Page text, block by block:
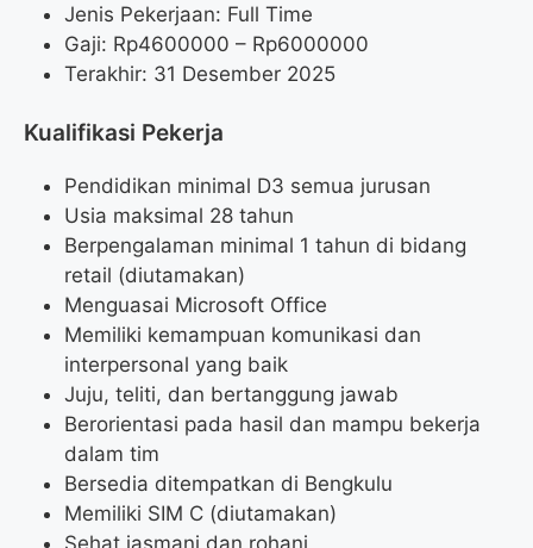
Jenis Pekerjaan: Full Time
Gaji: Rp4600000 – Rp6000000
Terakhir: 31 Desember 2025
Kualifikasi Pekerja
Pendidikan minimal D3 semua jurusan
Usia maksimal 28 tahun
Berpengalaman minimal 1 tahun di bidang
retail (diutamakan)
Menguasai Microsoft Office
Memiliki kemampuan komunikasi dan
interpersonal yang baik
Juju, teliti, dan bertanggung jawab
Berorientasi pada hasil dan mampu bekerja
dalam tim
Bersedia ditempatkan di Bengkulu
Memiliki SIM C (diutamakan)